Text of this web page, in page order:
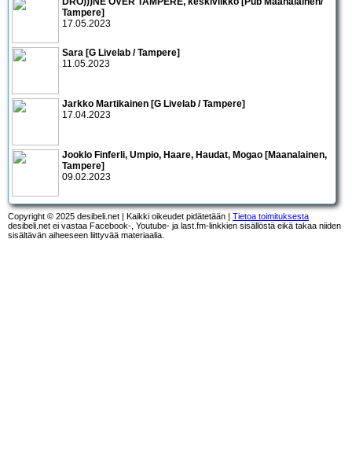
Tampere]
17.05.2023
Sara [G Livelab / Tampere]
11.05.2023
Jarkko Martikainen [G Livelab / Tampere]
17.04.2023
Jooklo Finferli, Umpio, Haare, Haudat, Mogao [Maanalainen,
Tampere]
09.02.2023
Copyright © 2025 desibeli.net | Kaikki oikeudet pidätetään | Tietoa toimituksesta
desibeli.net ei vastaa Facebook-, Youtube- ja last.fm-linkkien sisällöstä eikä takaa niiden
sisältävän aiheeseen liittyvää materiaalia.